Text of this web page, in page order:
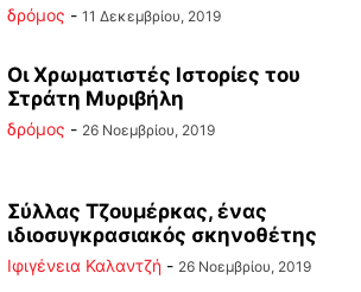
δρόμος - 11 Δεκεμβρίου, 2019
Οι Χρωματιστές Ιστορίες του
Στράτη Μυριβήλη
δρόμος - 26 Νοεμβρίου, 2019
Σύλλας Τζουμέρκας, ένας
ιδιοσυγκρασιακός σκηνοθέτης
Ιφιγένεια Καλαντζή - 26 Νοεμβρίου, 2019